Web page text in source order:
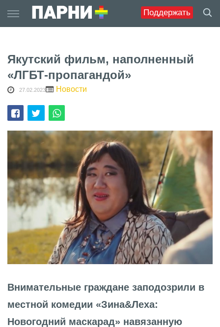
Поддержать
to
content
Якутский фильм, наполненный
«ЛГБТ-пропагандой»
27.02.2023 Новости
Внимательные граждане заподозрили в
местной комедии «Зина&Леха:
Новогодний маскарад» навязанную